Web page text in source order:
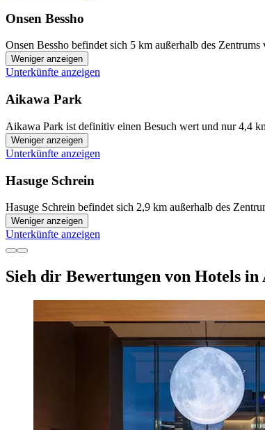
Onsen Bessho
Onsen Bessho befindet sich 5 km außerhalb des
Weniger anzeigen
Unterkünfte anzeigen
Aikawa Park
Aikawa Park ist definitiv einen Besuch wert und nur 4,4
Weniger anzeigen
Unterkünfte anzeigen
Hasuge Schrein
Hasuge Schrein befindet sich 2,9 km außerhalb des
Weniger anzeigen
Unterkünfte anzeigen
Sieh dir Bewertungen von Hotels